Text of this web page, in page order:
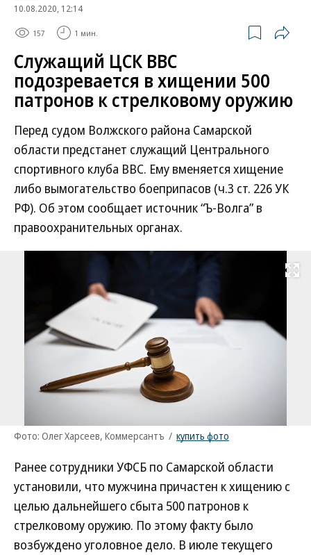
10.08.2020, 12:14
157 1 мин.
Служащий ЦСК ВВС
подозревается в хищении 500
патронов к стрелковому оружию
Перед судом Волжского района Самарской
области предстанет служащий Центрального
спортивного клуба ВВС. Ему вменяется хищение
либо вымогательство боеприпасов (ч.3 ст. 226 УК
РФ). Об этом сообщает источник “Ъ-Волга” в
правоохранительных органах.
Развернуть
Фото: Олег Харсеев, Коммерсантъ / купить фото
Ранее сотрудники УФСБ по Самарской области
установили, что мужчина причастен к хищению с
целью дальнейшего сбыта 500 патронов к
стрелковому оружию. По этому факту было
возбуждено уголовное дело. В июле текущего